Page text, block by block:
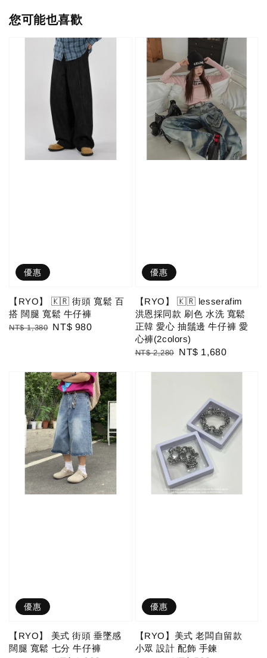
您可能也喜歡
優惠
【RYO】 🇰🇷 街頭 寬鬆 百
搭 闊腿 寬鬆 牛仔褲
Regular
NT$ 1,380 Sale
NT$ 980
優惠
【RYO】 🇰🇷 lesserafim
洪恩採同款 刷色 水洗 寬鬆
正韓 愛心 抽鬚邊 牛仔褲 愛
心褲(2colors)
Regular
NT$ 2,280
Sale
NT$ 1,680
優惠
【RYO】 美式 街頭 垂墜感
闊腿 寬鬆 七分 牛仔褲
優惠
【RYO】美式 老闆自留款
小眾 設計 配飾 手鍊